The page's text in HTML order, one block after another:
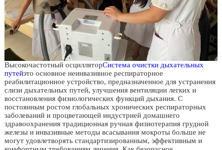
Высокочастотный осцилляторСистема очистки дыхательных
путейэто основное неинвазивное респираторное
реабилитационное устройство, предназначенное для устранения
слизи дыхательных путей, улучшения вентиляции легких и
восстановления физиологических функций дыхания. С
постоянным ростом глобальных хронических респираторных
заболеваний и процветающей индустрией домашнего
здравоохранения традиционная ручная физиотерапия грудной
железы и инвазивные методы всасывания мокроты больше не
могут удовлетворять стандартизированным, эффективным и